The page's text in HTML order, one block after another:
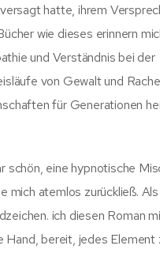
hatte, ihrem
wie dieses erinnern
und Verständnis bei der
von Gewalt und
für Generationen
schön, eine hypnotische
mich atemlos zurückließ. Als
ich diesen Roman
Hand, bereit, jedes Element